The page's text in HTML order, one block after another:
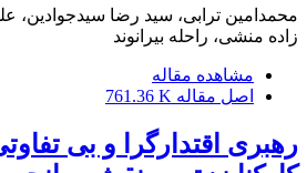
محمدامین ترابی، سید رضا سیدجوادین،
زاده منشی، راحله بیرانوند
مشاهده مقاله
اصل مقاله 761.36 K
رهبری اقتدارگرا و بی